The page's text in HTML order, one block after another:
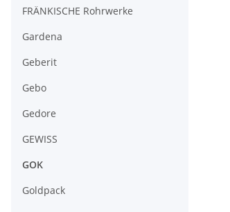
FRÄNKISCHE Rohrwerke
Gardena
Geberit
Gebo
Gedore
GEWISS
GOK
Goldpack